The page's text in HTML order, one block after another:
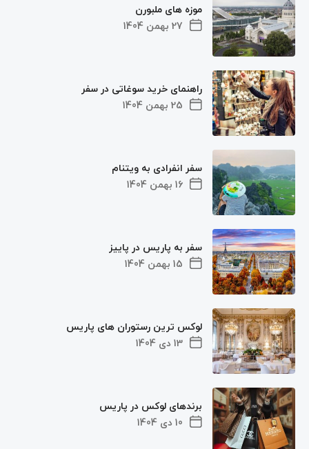
27 بهمن 1404
موزه های ملبورن
25 بهمن 1404
راهنمای خرید سوغاتی در سفر
16 بهمن 1404
سفر انفرادی به ویتنام
15 بهمن 1404
سفر به پاریس در پاییز
13 دی 1404
لوکس ترین رستوران های پاریس
10 دی 1404
برندهای لوکس در پاریس